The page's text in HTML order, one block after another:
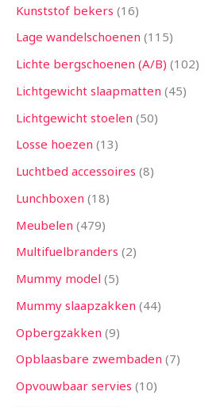
Kunststof bekers 16
Lage wandelschoenen 115
Lichte bergschoenen (A/B) 102
Lichtgewicht slaapmatten 45
Lichtgewicht stoelen 50
Losse hoezen 13
Luchtbed accessoires 8
Lunchboxen 18
Meubelen 479
Multifuelbranders 2
Mummy model 5
Mummy slaapzakken 44
Opbergzakken 9
Opblaasbare zwembaden 7
Opvouwbaar servies 10